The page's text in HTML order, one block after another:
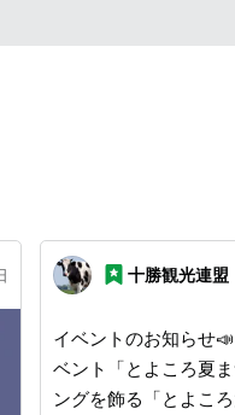
十勝観光連盟
イベントのお知らせ📣 8/8（土）豊頃の夏を代表するイ
ベント「とよころ夏まつ
ングを飾る「とよこ